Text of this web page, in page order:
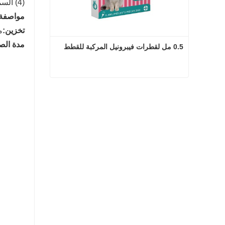
(4) السمية المسخية والجنينية في حيوانات الحمل المبكر.
تخزين:
مدة
0.5 مل لقطرات فيبرونيل المركبة للقطط